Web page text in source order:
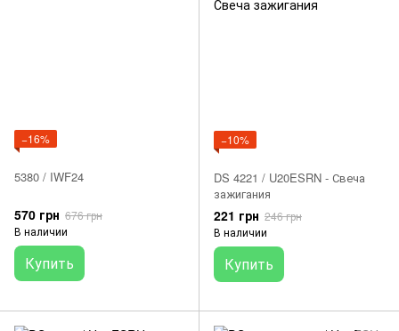
−16%
5380 / IWF24
570 грн 676 грн
В наличии
Купить
−10%
DS 4221 / U20ESRN - Свеча
зажигания
221 грн 246 грн
В наличии
Купить